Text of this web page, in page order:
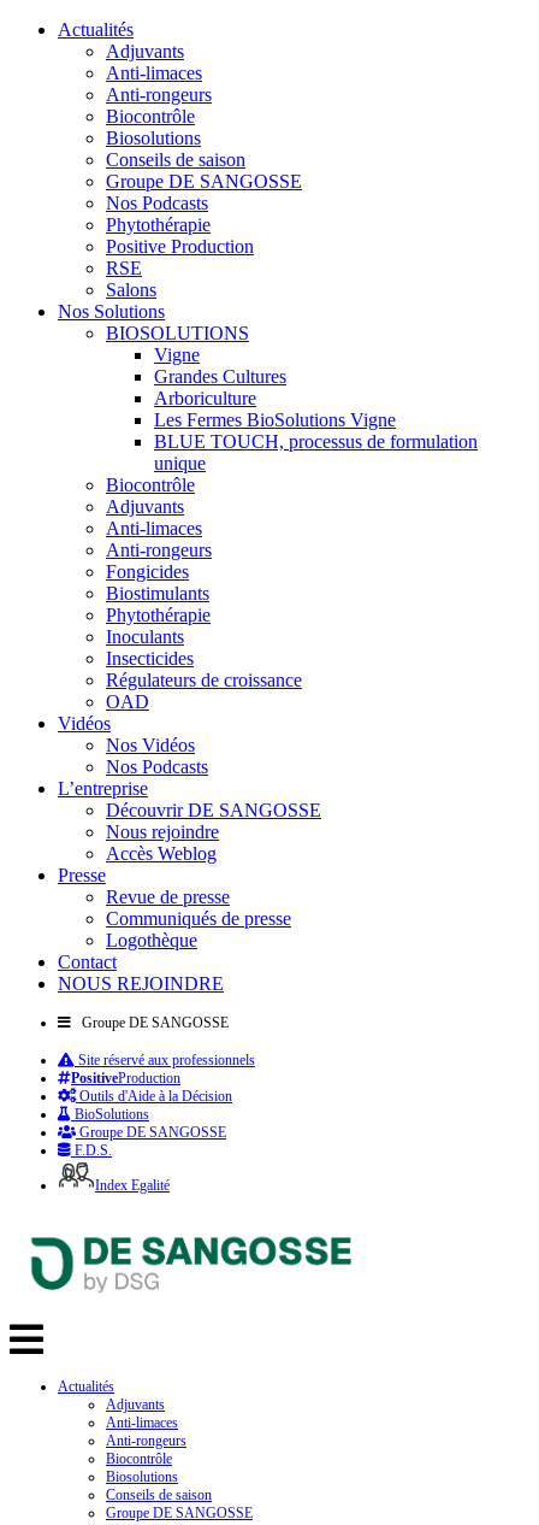
Actualités
Adjuvants
Anti-limaces
Anti-rongeurs
Biocontrôle
Biosolutions
Conseils de saison
Groupe DE SANGOSSE
Nos Podcasts
Phytothérapie
Positive Production
RSE
Salons
Nos Solutions
BIOSOLUTIONS
Vigne
Grandes Cultures
Arboriculture
Les Fermes BioSolutions Vigne
BLUE TOUCH, processus de formulation
unique
Biocontrôle
Adjuvants
Anti-limaces
Anti-rongeurs
Fongicides
Biostimulants
Phytothérapie
Inoculants
Insecticides
Régulateurs de croissance
OAD
Vidéos
Nos Vidéos
Nos Podcasts
L’entreprise
Découvrir DE SANGOSSE
Nous rejoindre
Accès Weblog
Presse
Revue de presse
Communiqués de presse
Logothèque
Contact
NOUS REJOINDRE
Groupe DE SANGOSSE
Site réservé aux professionnels
PositiveProduction
Outils d'Aide à la Décision
BioSolutions
Groupe DE SANGOSSE
F.D.S.
Index Egalité
Actualités
Adjuvants
Anti-limaces
Anti-rongeurs
Biocontrôle
Biosolutions
Conseils de saison
Groupe DE SANGOSSE